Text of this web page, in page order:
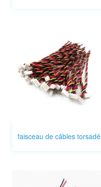
faisceau de câbles torsadé